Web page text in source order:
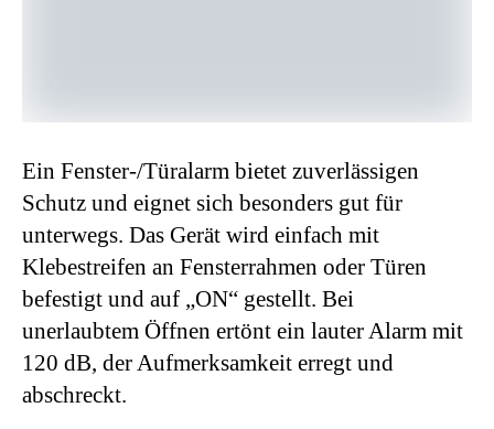
Ein Fenster-/Türalarm bietet zuverlässigen
Schutz und eignet sich besonders gut für
unterwegs. Das Gerät wird einfach mit
Klebestreifen an Fensterrahmen oder Türen
befestigt und auf „ON“ gestellt. Bei
unerlaubtem Öffnen ertönt ein lauter Alarm mit
120 dB, der Aufmerksamkeit erregt und
abschreckt.